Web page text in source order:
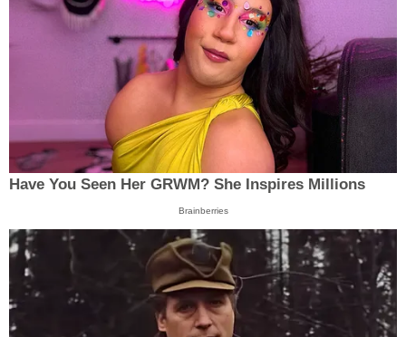
Have You Seen Her GRWM? She Inspires Millions
Brainberries